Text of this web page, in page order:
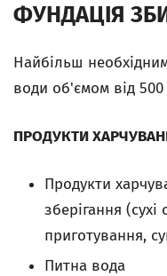
ФУНДАЦІЯ
Найбільш
води об'ємом від 500
ПРОДУКТИ
Продукти
зберігання
приготування,
Питна вода